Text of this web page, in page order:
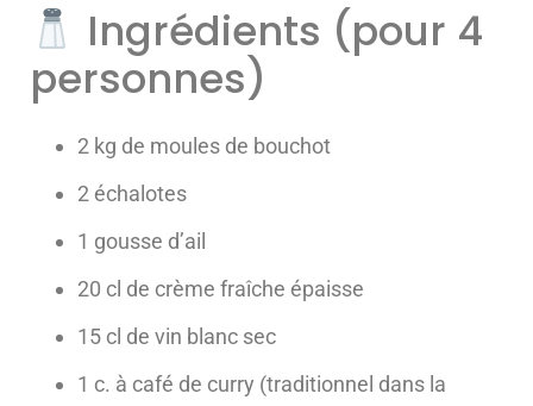
Ingrédients (pour 4
personnes)
2 kg de moules de bouchot
2 échalotes
1 gousse d’ail
20 cl de crème fraîche épaisse
15 cl de vin blanc sec
1 c. à café de curry (traditionnel dans la